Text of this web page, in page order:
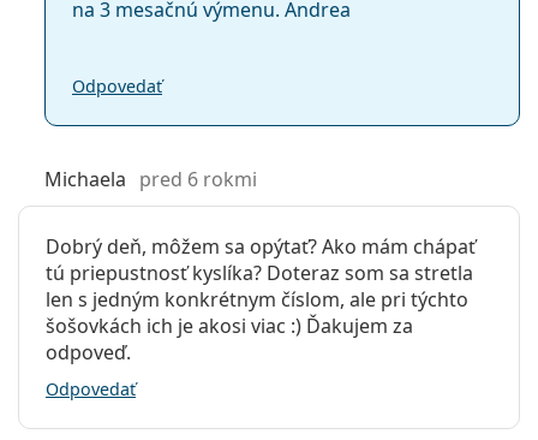
na 3 mesačnú výmenu. Andrea
Odpovedať
Michaela pred 6 rokmi
Dobrý deň, môžem sa opýtať? Ako mám chápať
tú priepustnosť kyslíka? Doteraz som sa stretla
len s jedným konkrétnym číslom, ale pri týchto
šošovkách ich je akosi viac :) Ďakujem za
odpoveď.
Odpovedať